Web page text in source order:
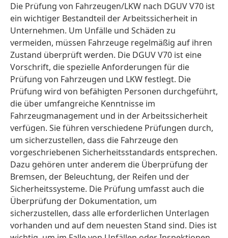
Die Prüfung von Fahrzeugen/LKW nach DGUV V70 ist
ein wichtiger Bestandteil der Arbeitssicherheit in
Unternehmen. Um Unfälle und Schäden zu
vermeiden, müssen Fahrzeuge regelmäßig auf ihren
Zustand überprüft werden. Die DGUV V70 ist eine
Vorschrift, die spezielle Anforderungen für die
Prüfung von Fahrzeugen und LKW festlegt. Die
Prüfung wird von befähigten Personen durchgeführt,
die über umfangreiche Kenntnisse im
Fahrzeugmanagement und in der Arbeitssicherheit
verfügen. Sie führen verschiedene Prüfungen durch,
um sicherzustellen, dass die Fahrzeuge den
vorgeschriebenen Sicherheitsstandards entsprechen.
Dazu gehören unter anderem die Überprüfung der
Bremsen, der Beleuchtung, der Reifen und der
Sicherheitssysteme. Die Prüfung umfasst auch die
Überprüfung der Dokumentation, um
sicherzustellen, dass alle erforderlichen Unterlagen
vorhanden und auf dem neuesten Stand sind. Dies ist